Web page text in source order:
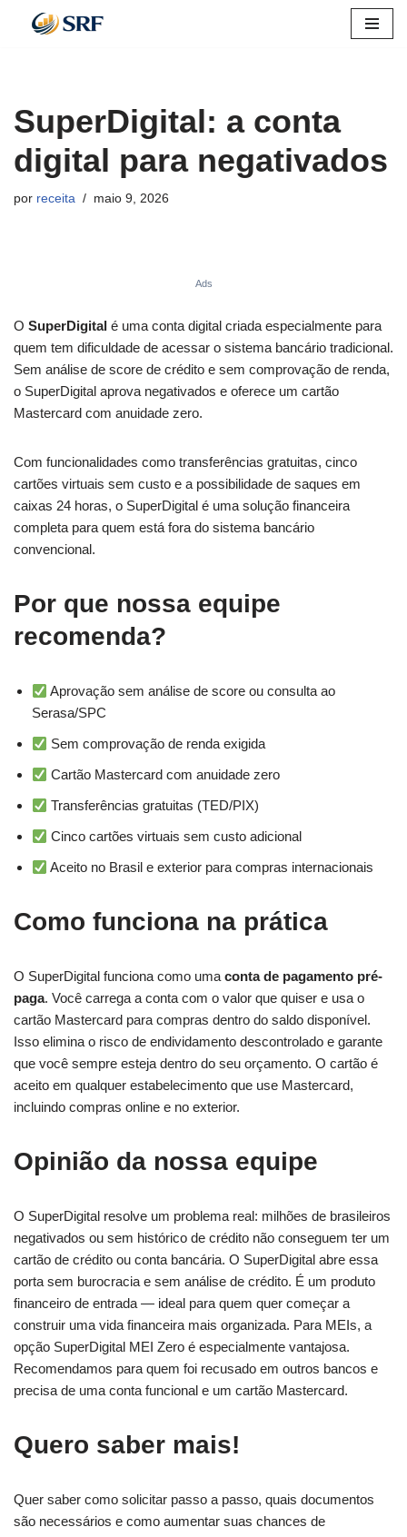
conteúdo
SuperDigital: a conta
digital para negativados
por receita maio 9, 2026
Ads
O SuperDigital é uma conta digital criada especialmente para
quem tem dificuldade de acessar o sistema bancário tradicional.
Sem análise de score de crédito e sem comprovação de renda,
o SuperDigital aprova negativados e oferece um cartão
Mastercard com anuidade zero.
Com funcionalidades como transferências gratuitas, cinco
cartões virtuais sem custo e a possibilidade de saques em
caixas 24 horas, o SuperDigital é uma solução financeira
completa para quem está fora do sistema bancário
convencional.
Por que nossa equipe
recomenda?
Aprovação sem análise de score ou consulta ao
Serasa/SPC
Sem comprovação de renda exigida
Cartão Mastercard com anuidade zero
Transferências gratuitas (TED/PIX)
Cinco cartões virtuais sem custo adicional
Aceito no Brasil e exterior para compras internacionais
Como funciona na prática
O SuperDigital funciona como uma conta de pagamento pré-
paga. Você carrega a conta com o valor que quiser e usa o
cartão Mastercard para compras dentro do saldo disponível.
Isso elimina o risco de endividamento descontrolado e garante
que você sempre esteja dentro do seu orçamento. O cartão é
aceito em qualquer estabelecimento que use Mastercard,
incluindo compras online e no exterior.
Opinião da nossa equipe
O SuperDigital resolve um problema real: milhões de brasileiros
negativados ou sem histórico de crédito não conseguem ter um
cartão de crédito ou conta bancária. O SuperDigital abre essa
porta sem burocracia e sem análise de crédito. É um produto
financeiro de entrada — ideal para quem quer começar a
construir uma vida financeira mais organizada. Para MEIs, a
opção SuperDigital MEI Zero é especialmente vantajosa.
Recomendamos para quem foi recusado em outros bancos e
precisa de uma conta funcional e um cartão Mastercard.
Quero saber mais!
Quer saber como solicitar passo a passo, quais documentos
são necessários e como aumentar suas chances de